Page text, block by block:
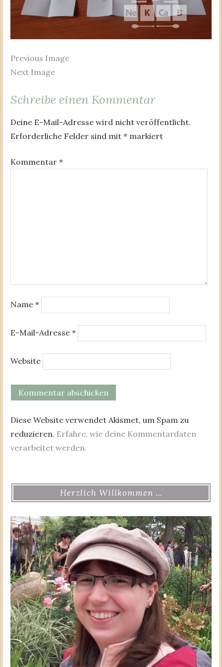
Previous Image
Next Image
Schreibe einen Kommentar
Deine E-Mail-Adresse wird nicht veröffentlicht.
Erforderliche Felder sind mit * markiert
Kommentar *
Name *
E-Mail-Adresse *
Website
Diese Website verwendet Akismet, um Spam zu
reduzieren. Erfahre, wie deine Kommentardaten
verarbeitet werden.
Herzlich Willkommen …